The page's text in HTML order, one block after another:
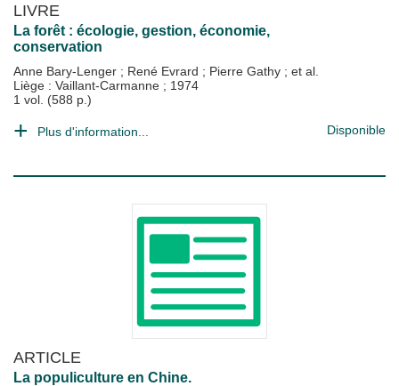
LIVRE
La forêt : écologie, gestion, économie,
conservation
Anne Bary-Lenger ; René Evrard ; Pierre Gathy ; et al.
Liège : Vaillant-Carmanne ; 1974
1 vol. (588 p.)
Plus d'information... Disponible
ARTICLE
La populiculture en Chine.